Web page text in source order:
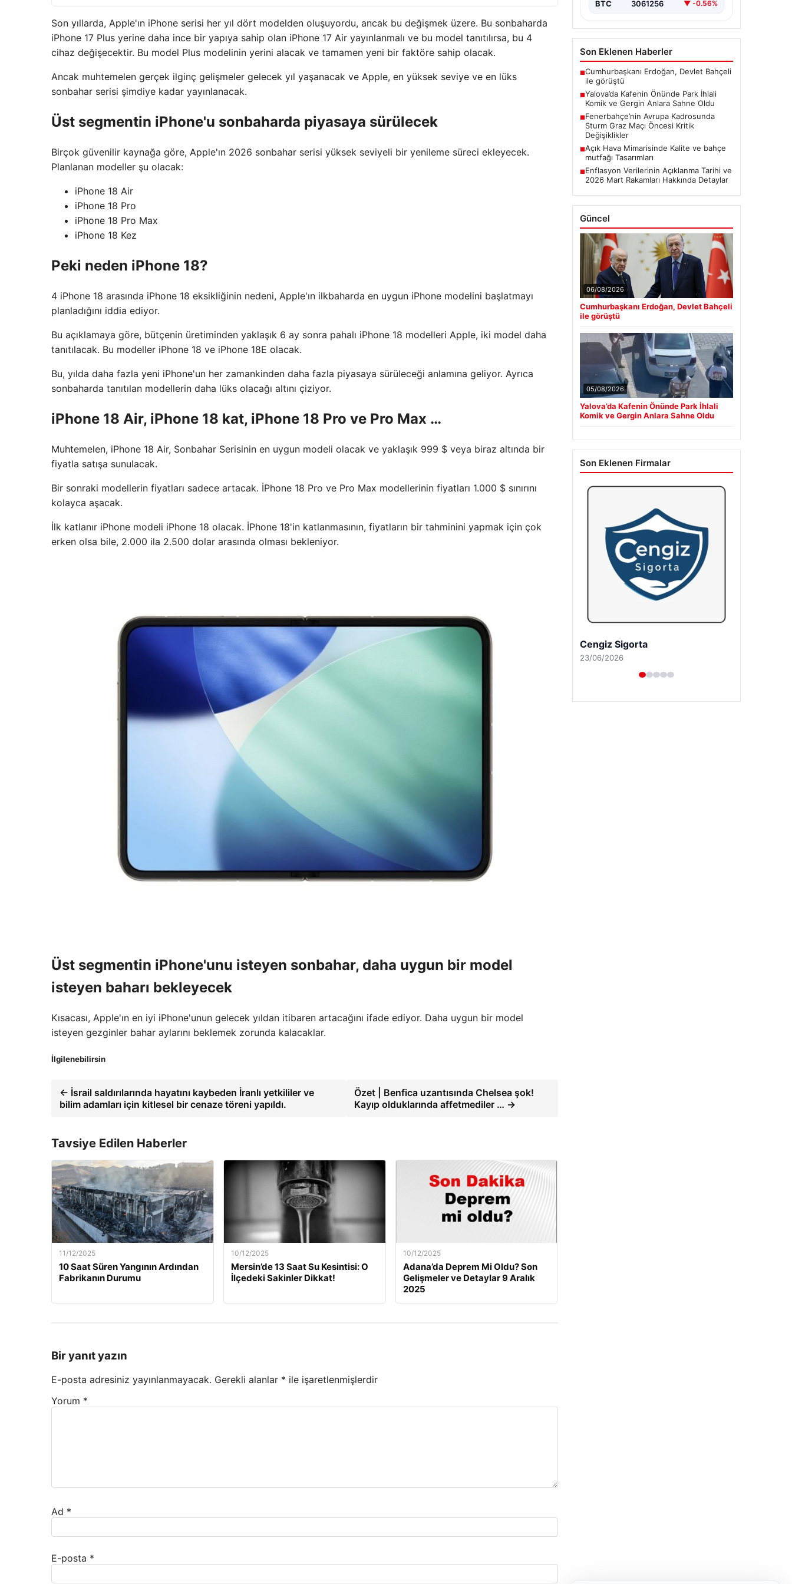
Son yıllarda, Apple'ın iPhone serisi her yıl dört modelden oluşuyordu, ancak bu değişmek üzere. Bu sonbaharda
iPhone 17 Plus yerine daha ince bir yapıya sahip olan iPhone 17 Air yayınlanmalı ve bu model tanıtılırsa, bu 4
cihaz değişecektir. Bu model Plus modelinin yerini alacak ve tamamen yeni bir faktöre sahip olacak.
Ancak muhtemelen gerçek ilginç gelişmeler gelecek yıl yaşanacak ve Apple, en yüksek seviye ve en lüks
sonbahar serisi şimdiye kadar yayınlanacak.
Üst segmentin iPhone'u sonbaharda piyasaya sürülecek
Birçok güvenilir kaynağa göre, Apple'ın 2026 sonbahar serisi yüksek seviyeli bir yenileme süreci ekleyecek.
Planlanan modeller şu olacak:
iPhone 18 Air
iPhone 18 Pro
iPhone 18 Pro Max
iPhone 18 Kez
Peki neden iPhone 18?
4 iPhone 18 arasında iPhone 18 eksikliğinin nedeni, Apple'ın ilkbaharda en uygun iPhone modelini başlatmayı
planladığını iddia ediyor.
Bu açıklamaya göre, bütçenin üretiminden yaklaşık 6 ay sonra pahalı iPhone 18 modelleri Apple, iki model daha
tanıtılacak. Bu modeller iPhone 18 ve iPhone 18E olacak.
Bu, yılda daha fazla yeni iPhone'un her zamankinden daha fazla piyasaya sürüleceği anlamına geliyor. Ayrıca
sonbaharda tanıtılan modellerin daha lüks olacağı altını çiziyor.
iPhone 18 Air, iPhone 18 kat, iPhone 18 Pro ve Pro Max …
Muhtemelen, iPhone 18 Air, Sonbahar Serisinin en uygun modeli olacak ve yaklaşık 999 $ veya biraz altında bir
fiyatla satışa sunulacak.
Bir sonraki modellerin fiyatları sadece artacak. İPhone 18 Pro ve Pro Max modellerinin fiyatları 1.000 $ sınırını
kolayca aşacak.
İlk katlanır iPhone modeli iPhone 18 olacak. İPhone 18'in katlanmasının, fiyatların bir tahminini yapmak için çok
erken olsa bile, 2.000 ila 2.500 dolar arasında olması bekleniyor.
Üst segmentin iPhone'unu isteyen sonbahar, daha uygun bir model
isteyen baharı bekleyecek
Kısacası, Apple'ın en iyi iPhone'unun gelecek yıldan itibaren artacağını ifade ediyor. Daha uygun bir model
isteyen gezginler bahar aylarını beklemek zorunda kalacaklar.
İlgilenebilirsin
← İsrail saldırılarında hayatını kaybeden İranlı yetkililer ve
bilim adamları için kitlesel bir cenaze töreni yapıldı.
Özet | Benfica uzantısında Chelsea şok!
Kayıp olduklarında affetmediler … →
Tavsiye Edilen Haberler
11/12/2025
10 Saat Süren Yangının Ardından
Fabrikanın Durumu
10/12/2025
Mersin’de 13 Saat Su Kesintisi: O
İlçedeki Sakinler Dikkat!
10/12/2025
Adana’da Deprem Mi Oldu? Son
Gelişmeler ve Detaylar 9 Aralık
2025
Bir yanıt yazın
E-posta adresiniz yayınlanmayacak. Gerekli alanlar * ile işaretlenmişlerdir
Yorum *
Ad *
E-posta *
BTC 3061256 ▼ -0.56%
Son Eklenen Haberler
■Cumhurbaşkanı Erdoğan, Devlet Bahçeli
ile görüştü
■Yalova’da Kafenin Önünde Park İhlali
Komik ve Gergin Anlara Sahne Oldu
■Fenerbahçe’nin Avrupa Kadrosunda
Sturm Graz Maçı Öncesi Kritik
Değişiklikler
■Açık Hava Mimarisinde Kalite ve bahçe
mutfağı Tasarımları
■Enflasyon Verilerinin Açıklanma Tarihi ve
2026 Mart Rakamları Hakkında Detaylar
Güncel
06/08/2026
Cumhurbaşkanı Erdoğan, Devlet Bahçeli
ile görüştü
05/08/2026
Yalova’da Kafenin Önünde Park İhlali
Komik ve Gergin Anlara Sahne Oldu
Son Eklenen Firmalar
Hastaş Beton
26/05/2026